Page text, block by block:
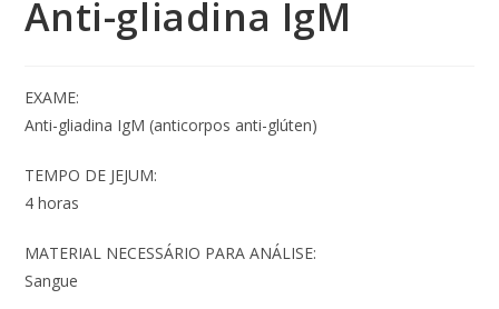
Anti-gliadina IgM
EXAME:
Anti-gliadina IgM (anticorpos anti-glúten)
TEMPO DE JEJUM:
4 horas
MATERIAL NECESSÁRIO PARA ANÁLISE:
Sangue